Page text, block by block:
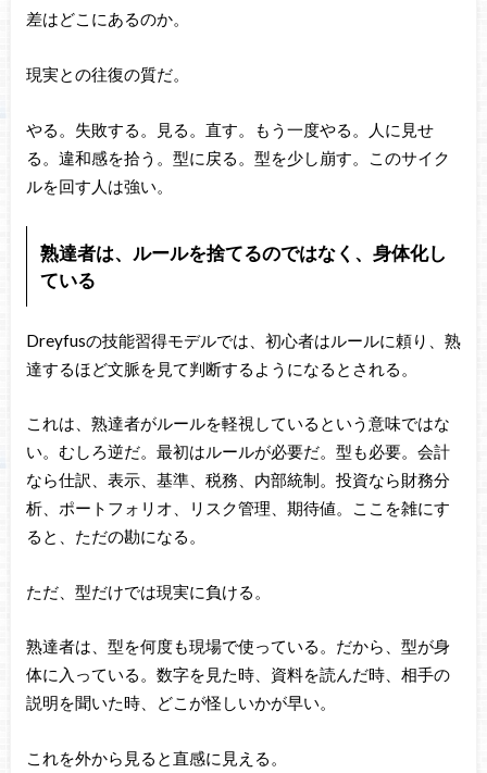
差はどこにあるのか。
現実との往復の質だ。
やる。失敗する。見る。直す。もう一度やる。人に見せ
る。違和感を拾う。型に戻る。型を少し崩す。このサイク
ルを回す人は強い。
熟達者は、ルールを捨てるのではなく、身体化し
ている
Dreyfusの技能習得モデルでは、初心者はルールに頼り、熟
達するほど文脈を見て判断するようになるとされる。
これは、熟達者がルールを軽視しているという意味ではな
い。むしろ逆だ。最初はルールが必要だ。型も必要。会計
なら仕訳、表示、基準、税務、内部統制。投資なら財務分
析、ポートフォリオ、リスク管理、期待値。ここを雑にす
ると、ただの勘になる。
ただ、型だけでは現実に負ける。
熟達者は、型を何度も現場で使っている。だから、型が身
体に入っている。数字を見た時、資料を読んだ時、相手の
説明を聞いた時、どこが怪しいかが早い。
これを外から見ると直感に見える。